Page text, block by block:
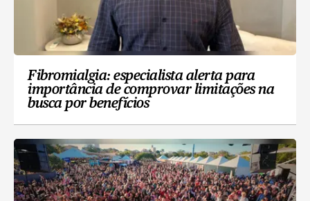
Fibromialgia: especialista alerta para
importância de comprovar limitações na
busca por benefícios